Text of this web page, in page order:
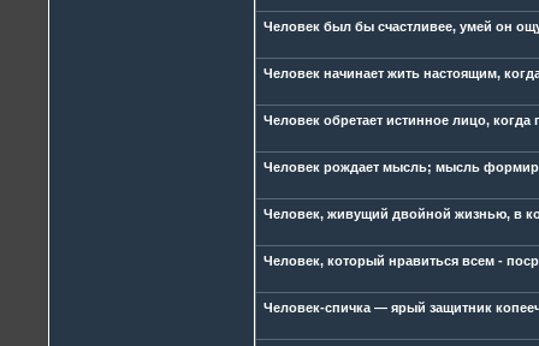
Человек был бы счастливее, умей он
Человек начинает жить настоящим,
Человек обретает истинное лицо,
Человек рождает мысль; мысль
Человек, живущий двойной жизнью, в
Человек, который нравиться всем -
Человек-спичка — ярый защитник